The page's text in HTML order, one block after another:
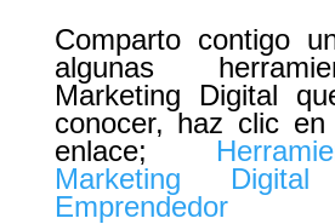
Comparto contigo
algunas
Marketing Digital
conocer, haz clic
enlace;
Marketing
Emprendedor